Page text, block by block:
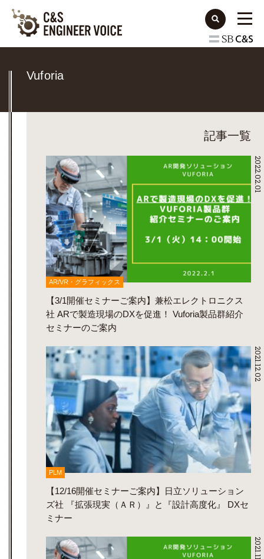
Vuforia
記事一覧
2022.02.01
AR/VR・グラフィックス
【3/1開催セミナーご案内】兼松エレクトロニクス
社 ARで製造現場のDXを促進！ Vuforia製品群紹介
セミナーのご案内
2021.12.02
PLM
【12/16開催セミナーご案内】日立ソリューション
ズ社 『拡張現実（ＡＲ）』と『設計高度化』 DXセ
ミナー